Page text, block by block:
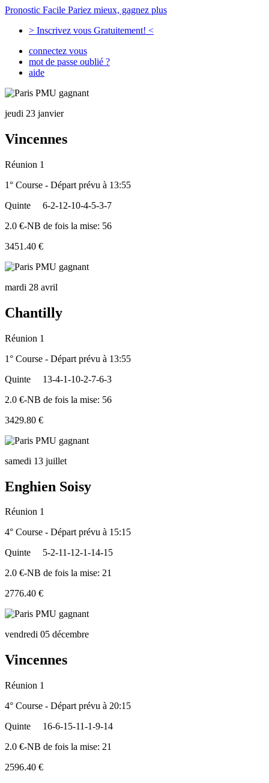
Pronostic Facile Pariez mieux, gagnez plus
> Inscrivez vous Gratuitement! <
connectez vous
mot de passe oublié ?
aide
jeudi 23 janvier
Vincennes
Réunion 1
1° Course - Départ prévu à 13:55
Quinte
6-2-12-10-4-5-3-7
2.0 €-NB de fois la mise: 56
3451.40 €
mardi 28 avril
Chantilly
Réunion 1
1° Course - Départ prévu à 13:55
Quinte
13-4-1-10-2-7-6-3
2.0 €-NB de fois la mise: 56
3429.80 €
samedi 13 juillet
Enghien Soisy
Réunion 1
4° Course - Départ prévu à 15:15
Quinte
5-2-11-12-1-14-15
2.0 €-NB de fois la mise: 21
2776.40 €
vendredi 05 décembre
Vincennes
Réunion 1
4° Course - Départ prévu à 20:15
Quinte
16-6-15-11-1-9-14
2.0 €-NB de fois la mise: 21
2596.40 €